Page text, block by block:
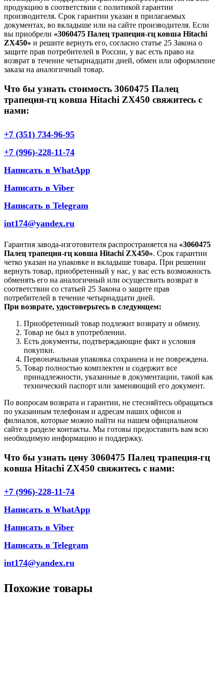
продукцию в соответствии с политикой гарантии
производителя. Срок гарантии указан в прилагаемых
документах, во вкладыше или на сайте производителя. Если
вы приобрели «3060475 Палец трапеция-гц ковша Hitachi
ZX450» и решите вернуть его, согласно статье 25 Закона о
защите прав потребителей в России, у вас есть право на
возврат в течение четырнадцати дней, обмен или оформление
заказа на аналогичный товар.
Что бы узнать стоимость 3060475 Палец
трапеция-гц ковша Hitachi ZX450 свяжитесь с
нами:
+7 (351) 734-96-95
+7 (996)-228-11-74
Написать в WhatApp
Написать в Viber
Написать в Telegram
int174@yandex.ru
Гарантия завода-изготовителя распространяется на «3060475
Палец трапеция-гц ковша Hitachi ZX450». Срок гарантии
четко указан на упаковке и вкладыше товара. При решении
вернуть товар, приобретенный у нас, у вас есть возможность
обменять его на аналогичный или осуществить возврат в
соответствии со статьей 25 Закона о защите прав
потребителей в течение четырнадцати дней.
При возврате, удостоверьтесь в следующем:
Приобретенный товар подлежит возврату и обмену.
Товар не был в употреблении.
Есть документы, подтверждающие факт и условия
покупки.
Первоначальная упаковка сохранена и не повреждена.
Товар полностью комплектен и содержит все
принадлежности, указанные в документации, такой как
технический паспорт или заменяющий его документ.
По вопросам возврата и гарантии, не стесняйтесь обращаться
по указанным телефонам и адресам наших офисов и
филиалов, которые можно найти на нашем официальном
сайте в разделе контакты. Мы готовы предоставить вам всю
необходимую информацию и поддержку.
Что бы узнать цену 3060475 Палец трапеция-гц
ковша Hitachi ZX450 свяжитесь с нами:
+7 (996)-228-11-74
Написать в WhatApp
Написать в Viber
Написать в Telegram
int174@yandex.ru
Похожие товары